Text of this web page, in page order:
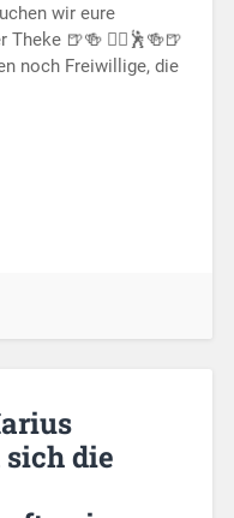
wir eure
🍺🍻 👯‍♂🕺🍻🍺
noch Freiwillige, die
die